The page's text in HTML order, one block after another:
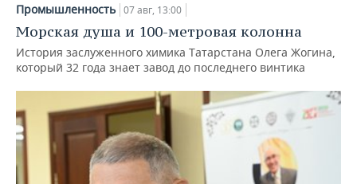
Промышленность 07 авг, 13:00
Морская душа и 100-метровая колонна
История заслуженного химика Татарстана Олега Жогина,
который 32 года знает завод до последнего винтика